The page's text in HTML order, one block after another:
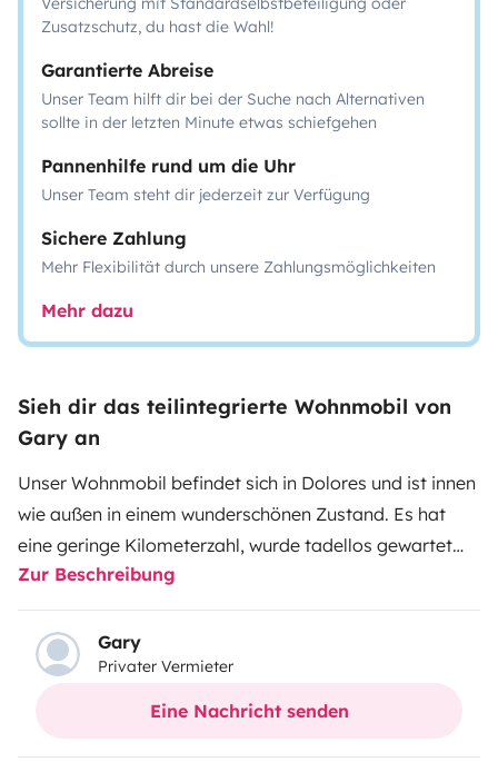
Zusatzschutz, du hast die Wahl!
Garantierte Abreise
Unser Team hilft dir bei der Suche nach Alternativen
sollte in der letzten Minute etwas schiefgehen
Pannenhilfe rund um die Uhr
Unser Team steht dir jederzeit zur Verfügung
Sichere Zahlung
Mehr Flexibilität durch unsere Zahlungsmöglichkeiten
Mehr dazu
Sieh dir das teilintegrierte Wohnmobil von
Gary an
Unser Wohnmobil befindet sich in Dolores und ist innen
wie außen in einem wunderschönen Zustand. Es hat
eine geringe Kilometerzahl, wurde tadellos gewartet
und gepflegt und nach höchsten Standards vorbereitet,
um Ihren Urlaub so angenehm und komfortabel wie
möglich zu gestalten.
Von hochwertiger Bettwäsche bis hin zu hochwertigem
Zur Beschreibung
Gary
Privater Vermieter
Eine Nachricht senden